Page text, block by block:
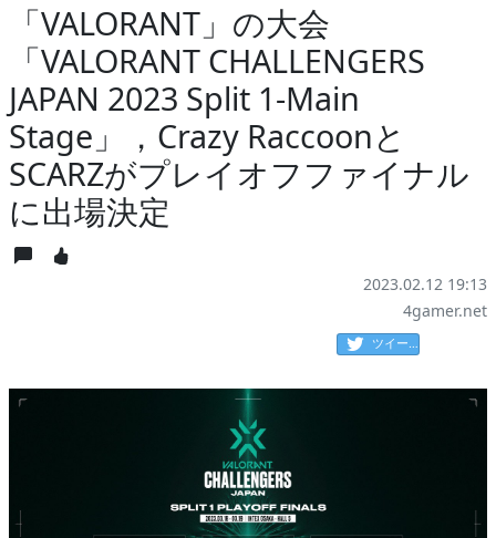
「VALORANT」の大会
「VALORANT CHALLENGERS
JAPAN 2023 Split 1-Main
Stage」，Crazy Raccoonと
SCARZがプレイオフファイナル
に出場決定
2023.02.12 19:13
4gamer.net
ツイート